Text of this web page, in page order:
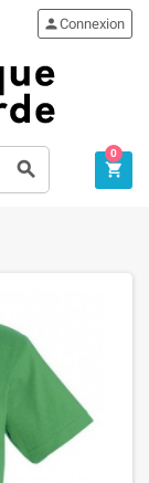

Connexion

0